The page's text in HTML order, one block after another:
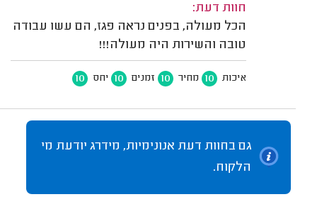
חוות דעת:
הכל מעולה, בפנים נראה פגז, הם עשו עבודה
טובה והשירות היה מעולה!!!
איכות 10 מחיר 10 זמנים 10 יחס 10
גם בחוות דעת אנונימיות, מידרג יודעת מי
הלקוח.